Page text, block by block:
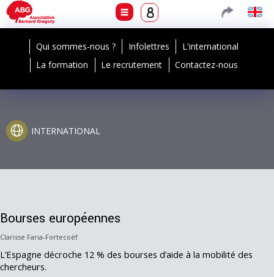
Qui sommes-nous ? Infolettres
L'international
La formation
Le recrutement Contactez-nous
INTERNATIONAL
Bourses européennes
Clarisse Faria-Fortecoëf
L’Espagne décroche 12 % des bourses d’aide à la mobilité des
chercheurs.